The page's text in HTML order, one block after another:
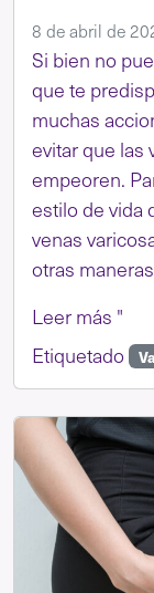
8 de abril de
Si bien no
que te
muchas
evitar que las
empeoren.
estilo de vida
venas
otras
Leer más "
Etiquetado